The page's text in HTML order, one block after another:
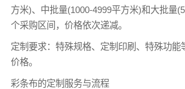
方米)、中批量(1000-4999平方米)和大批量
个采购区间，价格依次递减。
定制要求：特殊规格、定制印刷、特殊功能
价格。
彩条布的定制服务与流程